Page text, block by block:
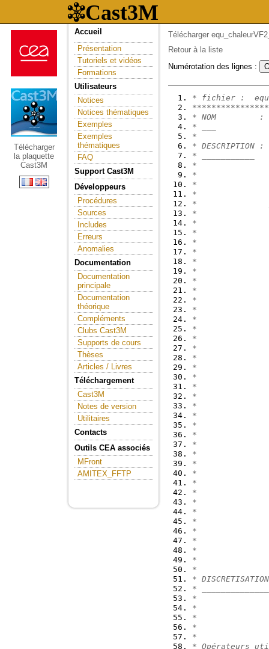
Télécharger
la plaquette
Cast3M
Accueil
Présentation
Tutoriels et vidéos
Formations
Utilisateurs
Notices
Notices thématiques
Exemples
Exemples
thématiques
FAQ
Support Cast3M
Développeurs
Procédures
Sources
Includes
Erreurs
Anomalies
Documentation
Documentation
principale
Documentation
théorique
Compléments
Clubs Cast3M
Supports de cours
Thèses
Articles / Livres
Téléchargement
Cast3M
Notes de version
Utilitaires
Contacts
Outils CEA associés
MFront
AMITEX_FFTP
Télécharger
Retour à la liste
Numérotation des lignes :
* fichier :
* NOM         :
* ___
*
*
* ___________
*
*
*
*
*
*
*
*
*
*
*
*
*
*
*
*
*
*
*
*
*               -
*
*
*
*
*
*
*
*
*
*
*               -
*
*
*
*
*
*
*               -
*
*
*
*
*
* ______________
*
*
*
*
*
* Opérateurs